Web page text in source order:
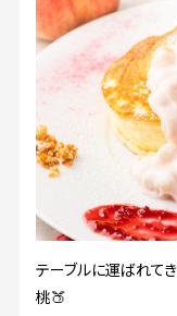
テーブルに運ばれて
桃🍑